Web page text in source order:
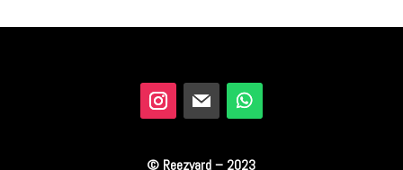
© Reezyard – 2023